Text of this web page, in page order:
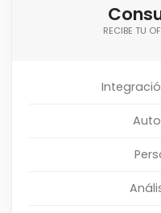
RECIBE TU